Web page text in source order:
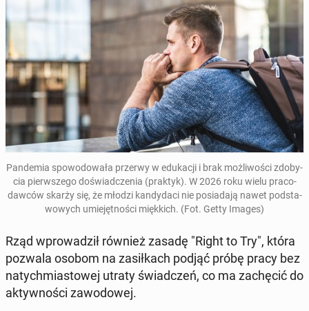
Pan­demia spowodowała przerwy w edukacji i brak możli­woś­ci zdoby­
cia pier­wszego doświad­czenia (praktyk). W 2026 roku wielu pra­co­
daw­ców skarży się, że młodzi kandy­daci nie posi­ada­ją nawet pod­sta­
wowych umiejęt­noś­ci mięk­kich. (Fot. Getty Images)
Rząd wprowadz­ił również zasadę "Right to Try", która
pozwala osobom na za­siłkach podjąć próbę pracy bez
naty­ch­mi­as­towej utraty świad­czeń, co ma zachę­cić do
ak­ty­wnoś­ci za­wodowej.